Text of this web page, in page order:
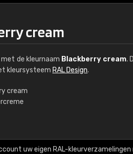
cream
de kleurnaam Blackberry cream.
kleursysteem RAL Design.
cream
uw eigen RAL-kleurverzamelingen